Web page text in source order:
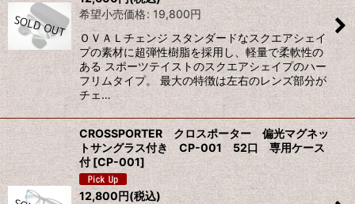
希望小売価格: 19,800円
ＯＶＡＬチェンジ スタンダードなスクエアシェイ
プの素材に超弾性樹脂を採用し、軽量で柔軟性の
ある スポーツテイストのスクエアシェイプのハー
フリムタイプ。 最大の特徴は左右のレンズ部分が
チェ…
CROSSPORTER クロスポーター 偏光マグネッ
トサングラス付き CP-001 52口 専用ケース
付 [CP-001]
12,800円(税込)